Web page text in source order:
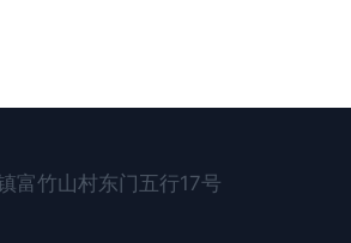
富竹山村东门五行17号